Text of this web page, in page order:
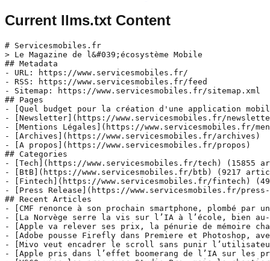
Current llms.txt Content
# Servicesmobiles.fr
> Le Magazine de l&#039;écosystème Mobile
## Metadata
- URL: https://www.servicesmobiles.fr/
- RSS: https://www.servicesmobiles.fr/feed
- Sitemap: https://www.servicesmobiles.fr/sitemap.xml
## Pages
- [Quel budget pour la création d'une application
- [Newsletter](https://www.servicesmobiles.fr/
- [Mentions Légales](https://www.servicesmobiles.fr/
- [Archives](https://www.servicesmobiles.fr/archives)
- [A propos](https://www.servicesmobiles.fr/propos)
## Categories
- [Tech](https://www.servicesmobiles.fr/tech) (15855
- [BtB](https://www.servicesmobiles.fr/btb) (9217
- [Fintech](https://www.servicesmobiles.fr/fintech)
- [Press Release](https://www.servicesmobiles.fr/
## Recent Articles
- [CMF renonce à son prochain smartphone, plombé par
- [La Norvège serre la vis sur l’IA à l’école, bien
- [Apple va relever ses prix, la pénurie de mémoire
- [Adobe pousse Firefly dans Premiere et Photoshop,
- [Mivo veut encadrer le scroll sans punir
- [Apple pris dans l’effet boomerang de l’IA sur les